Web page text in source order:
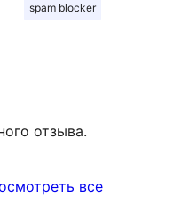
spam blocker
отзыва.
всеотзывы